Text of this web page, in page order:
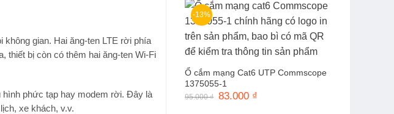
3.210.000 ₫. là:
3.099.000 ₫.
-13%
Ổ cắm mạng Cat6 UTP Commscope
1375055-1
95.000₫ Giá
83.000 ₫
gian. Hai ăng-ten LTE rời phía
thiết bị còn có thêm hai ăng-ten Wi-Fi
hình phức tạp hay modem rời. Đây là
xe khách, v.v.